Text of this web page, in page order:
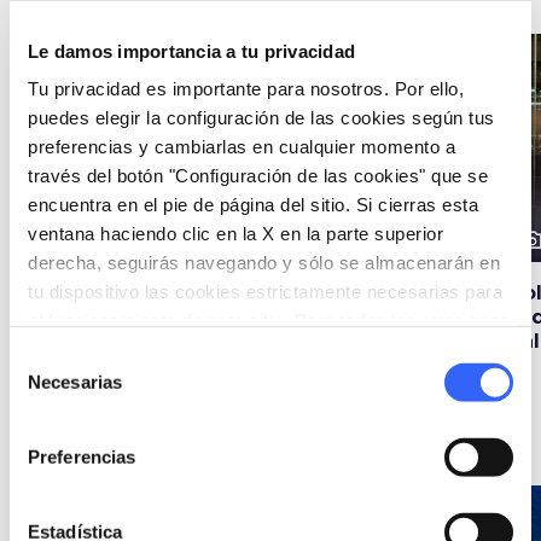
Le damos importancia a tu privacidad
Tu privacidad es importante para nosotros. Por ello,
puedes elegir la configuración de las cookies según tus
preferencias y cambiarlas en cualquier momento a
través del botón "Configuración de las cookies" que se
encuentra en el pie de página del sitio. Si cierras esta
ventana haciendo clic en la X en la parte superior
derecha, seguirás navegando y sólo se almacenarán en
tu dispositivo las cookies estrictamente necesarias para
Necesarias
Preferencias
Estadística
photo_camera Atracciones
Museo de la
favorite_border
photo_camera Atracciones
Museo de Arte Sacro
Ver en el mapa
favorite_border